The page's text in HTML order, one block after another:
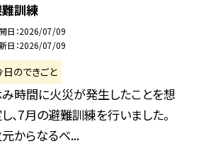
訓練
日 2026/07/09
日 2026/07/09
日のできごと
時間に火災が発生したことを想
、7月の避難訓練を行いました。
からなるべ...